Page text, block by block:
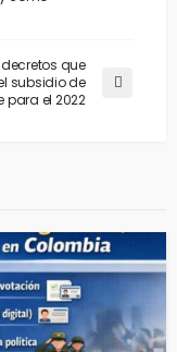
que
subsidio de
para el 2022